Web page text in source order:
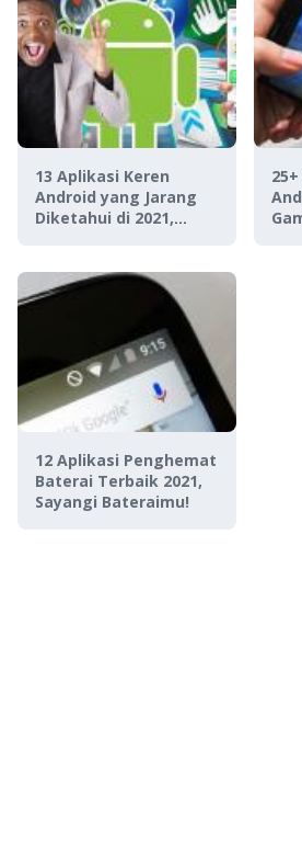
13 Aplikasi Keren
Android yang Jarang
Diketahui di 2021,
12 Aplikasi Penghemat
Baterai Terbaik 2021,
Sayangi Bateraimu!